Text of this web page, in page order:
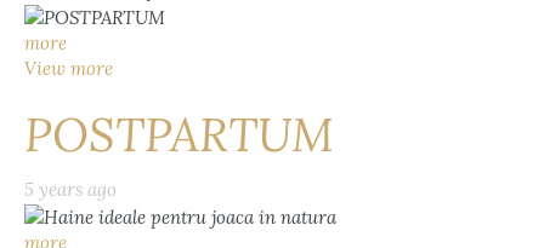
more
View more
POSTPARTUM
5 years ago
more